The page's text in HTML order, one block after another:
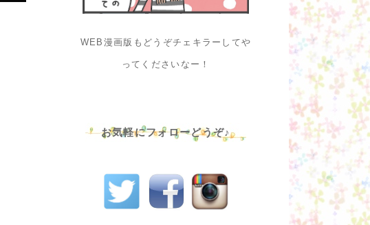
WEB漫画版もどうぞチェキラーしてや
ってくださいなー！
お気軽にフォローどうぞ♪